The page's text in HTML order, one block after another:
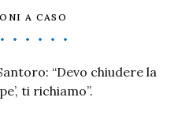
A CASO
“Devo chiudere la
ti richiamo”.